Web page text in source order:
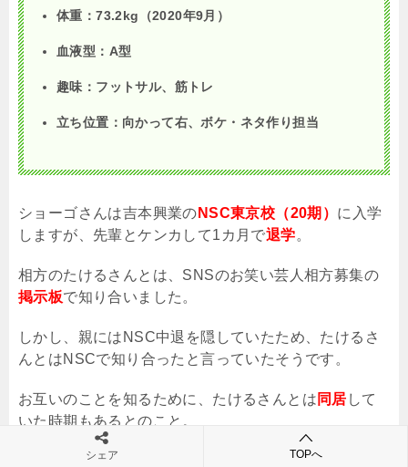
体重：73.2kg （2020年9月）
血液型： A型
趣味：フットサル、筋トレ
立ち位置：向かって右、ボケ・ネタ作り担当
ショーゴさんは吉本興業の NSC東京校（20期） に入学
しますが、先輩とケンカして1 カ月で退学。
相方のたけるさんとは、 SNSのお笑い芸人相方募集の
掲示板で知り合いました。
しかし、親には NSC中退を隠していたため、たけるさ
んとはNSCで知り合ったと言っていたそうです。
お互いのことを知るために、たけるさんとは 同居 して
いた時期もあるとのこと。
コンビ名の東京ホテイソンの由来は、 笑いの神様の布
シェア TOPへ